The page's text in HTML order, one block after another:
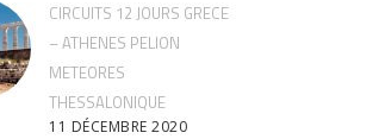
CIRCUITS 12 JOURS GRECE
– ATHENES PELION
METEORES
THESSALONIQUE
11 DÉCEMBRE 2020